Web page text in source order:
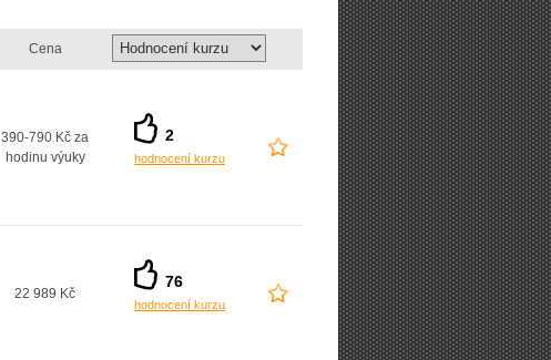
Cena
390-790 Kč za
hodinu výuky
2
hodnocení kurzu
22 989 Kč
76
hodnocení kurzu